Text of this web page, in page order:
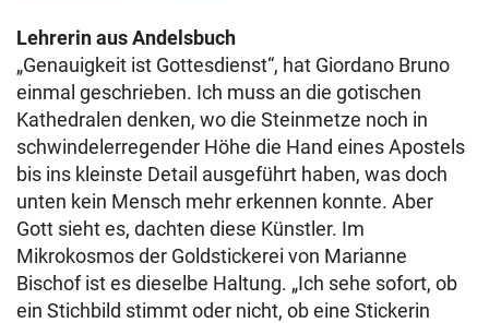
Lehrerin aus Andelsbuch
„Genauigkeit ist Gottesdienst“, hat Giordano Bruno
einmal geschrieben. Ich muss an die gotischen
Kathedralen denken, wo die Steinmetze noch in
schwindelerregender Höhe die Hand eines Apostels
bis ins kleinste Detail ausgeführt haben, was doch
unten kein Mensch mehr erkennen konnte. Aber
Gott sieht es, dachten diese Künstler. Im
Mikrokosmos der Goldstickerei von Marianne
Bischof ist es dieselbe Haltung. „Ich sehe sofort, ob
ein Stichbild stimmt oder nicht, ob eine Stickerin